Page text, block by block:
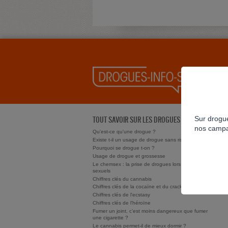
TOUT SAVOIR SUR LES DROGUES
Qu'est-ce qu'une drogue ?
Existe t-il un usage de drogue sans risque ?
Pourquoi se drogue t-on ?
Usage de drogue et grossesse
Le chemsex : la prise de drogues lors de rapports
sexuels
Chiffres clés du cannabis
Chiffres clés de la cocaïne et du crack/free base
Chiffres clés de l'ecstasy
Chiffres clés de l'héroïne
Fumer un joint, c’est moins dangereux que fumer
une cigarette ?
Le cannabis permet-il de mieux dormir ?
Sur
nos